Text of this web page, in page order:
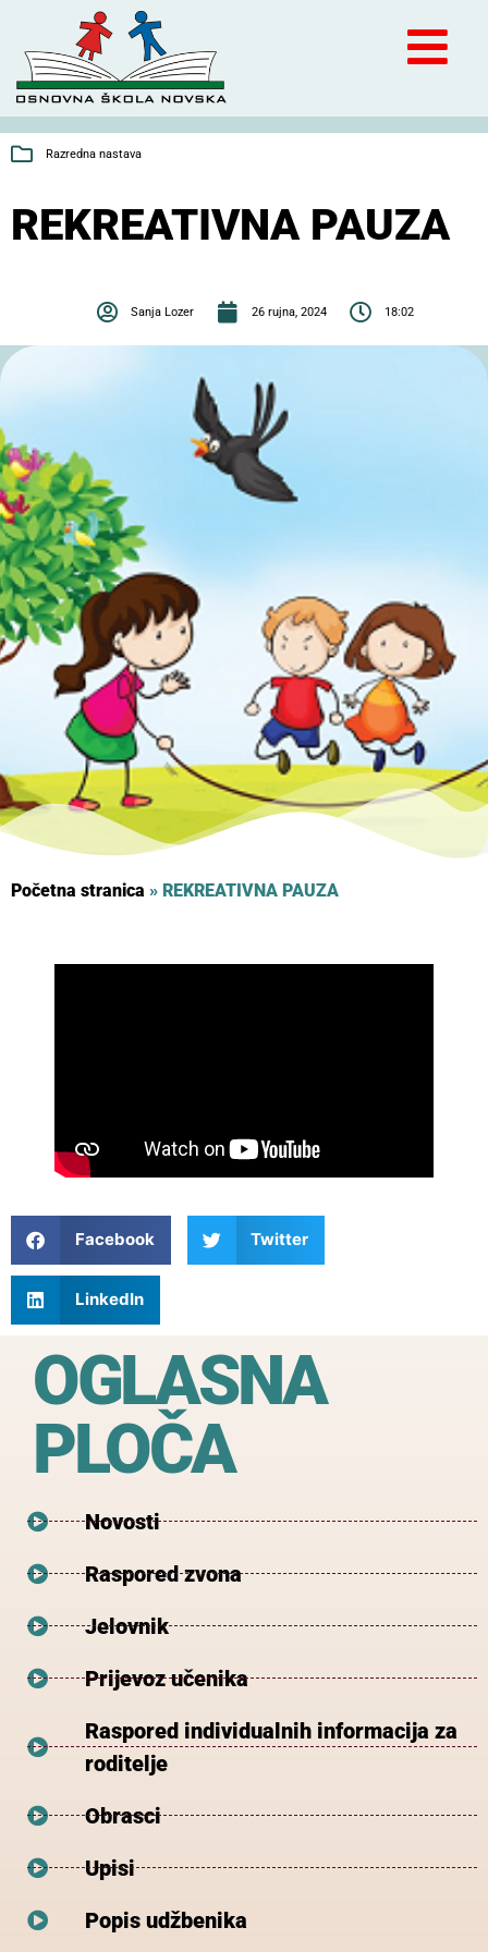
Razredna nastava
REKREATIVNA PAUZA
Sanja Lozer 26 rujna, 2024 18:02
Početna stranica » REKREATIVNA PAUZA
Facebook Twitter
LinkedIn
OGLASNA
PLOČA
Novosti
Raspored zvona
Jelovnik
Prijevoz učenika
Raspored individualnih informacija za
roditelje
Obrasci
Upisi
Popis udžbenika